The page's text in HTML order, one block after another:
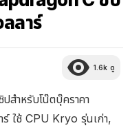
ลาร์
1.6k ดู
สำหรับโน๊ตบุ๊คราคา
ร์ ใช้ CPU Kryo รุ่นเก่า,